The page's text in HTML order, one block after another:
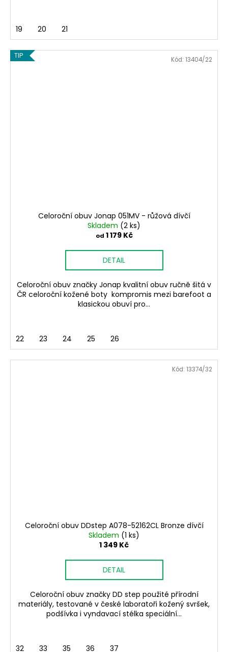
19 20 21
TIP
Celoroční obuv Jonap 051MV - růžová dívčí
Skladem (2 ks)
od 1 179 Kč
DETAIL
Celoroční obuv značky Jonap kvalitní obuv ručně šitá v
ČR celoroční kožené boty kompromis mezi barefoot a
klasickou obuví pro...
22 23 24 25 26
Kód: 13404/22
Celoroční obuv DDstep A078-52162CL Bronze dívčí
Skladem (1 ks)
1 349 Kč
DETAIL
Celoroční obuv značky DD step použité přírodní
materiály, testované v české laboratoři kožený svršek,
podšívka i vyndavací stélka speciální...
32 33 35 36 37
Kód: 13374/32